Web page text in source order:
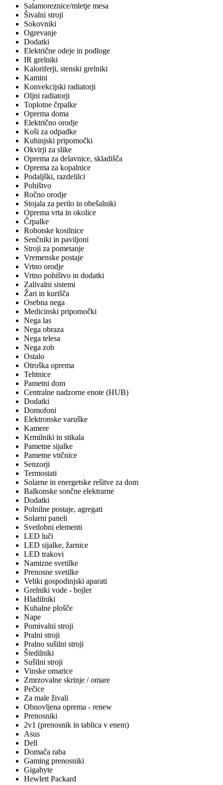
Salamoreznice/mletje mesa
Šivalni stroji
Sokovniki
Ogrevanje
Dodatki
Električne odeje in podloge
IR grelniki
Kaloriferji, stenski grelniki
Kamini
Konvekcijski radiatorji
Oljni radiatorji
Toplotne črpalke
Oprema doma
Električno orodje
Koši za odpadke
Kuhinjski pripomočki
Okvirji za slike
Oprema za delavnice, skladišča
Oprema za kopalnice
Podaljški, razdelilci
Pohištvo
Ročno orodje
Stojala za perilo in obešalniki
Oprema vrta in okolice
Črpalke
Robotske kosilnice
Senčniki in paviljoni
Stroji za pometanje
Vremenske postaje
Vrtno orodje
Vrtno pohištvo in dodatki
Zalivalni sistemi
Žari in kurišča
Osebna nega
Medicinski pripomočki
Nega las
Nega obraza
Nega telesa
Nega zob
Ostalo
Otroška oprema
Tehtnice
Pametni dom
Centralne nadzorne enote (HUB)
Dodatki
Domofoni
Elektronske varuške
Kamere
Krmilniki in stikala
Pametne sijalke
Pametne vtičnice
Senzorji
Termostati
Solarne in energetske rešitve za dom
Balkonske sončne elektrarne
Dodatki
Polnilne postaje, agregati
Solarni paneli
Svetlobni elementi
LED luči
LED sijalke, žarnice
LED trakovi
Namizne svetilke
Prenosne svetilke
Veliki gospodinjski aparati
Grelniki vode - bojler
Hladilniki
Kuhalne plošče
Nape
Pomivalni stroji
Pralni stroji
Pralno sušilni stroji
Štedilniki
Sušilni stroji
Vinske omarice
Zmrzovalne skrinje / omare
Pečice
Za male živali
Obnovljena oprema - renew
Prenosniki
2v1 (prenosnik in tablica v enem)
Asus
Dell
Domača raba
Gaming prenosniki
Gigabyte
Hewlett Packard